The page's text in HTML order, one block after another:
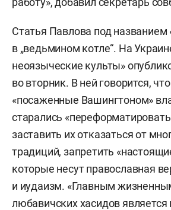
Статья Павлова под названием
в „ведьмином котле“. На
неоязыческие культы»
во вторник. В ней говорится,
«посаженные Вашингтоном»
старались
заставить их отказаться от
традиций, запретить
которые несут православная
и иудаизм. «Главным
любавичских хасидов является